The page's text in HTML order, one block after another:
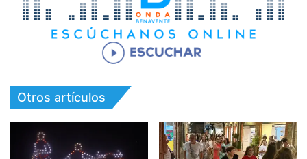
Otros artículos